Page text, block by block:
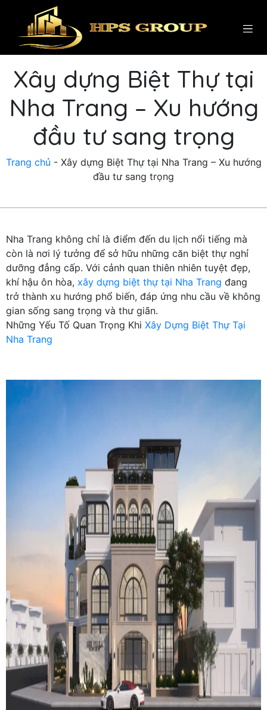
Xây dựng Biệt Thự tại
Nha Trang – Xu hướng
đầu tư sang trọng
Trang chủ - Xây dựng Biệt Thự tại Nha Trang – Xu hướng
đầu tư sang trọng
Nha Trang không chỉ là điểm đến du lịch nổi tiếng mà
còn là nơi lý tưởng để sở hữu những căn biệt thự nghỉ
dưỡng đẳng cấp. Với cảnh quan thiên nhiên tuyệt đẹp,
khí hậu ôn hòa, xây dựng biệt thự tại Nha Trang đang
trở thành xu hướng phổ biến, đáp ứng nhu cầu về không
gian sống sang trọng và thư giãn.
Những Yếu Tố Quan Trọng Khi Xây Dựng Biệt Thự Tại
Nha Trang